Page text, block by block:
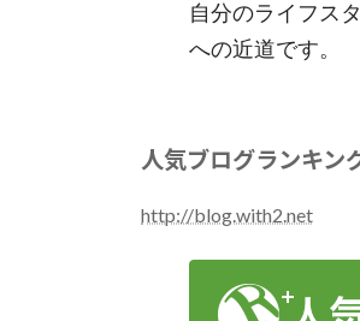
自分のライフス
への近道です。
人気ブログランキン
http://blog.with2.net